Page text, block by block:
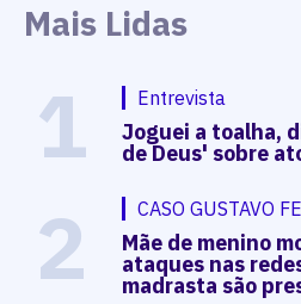
Mais Lidas
1 Entrevista
Joguei a toalha,
de Deus' sobre
2 CASO GUSTAVO
Mãe de menino
ataques nas
madrasta são